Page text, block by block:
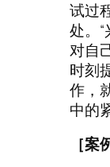
试过
处。
对自
时刻
作，
中的
［案